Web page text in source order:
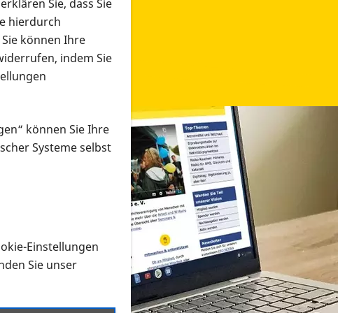
in verschiedenen Formaten an
Infonmaterial suchen und dieses bestellen bzw. herunterladen
Sie, dass Sie
hierdurch
können Ihre
indem Sie
können Sie Ihre
Systeme selbst
Einstellungen
Sie unser